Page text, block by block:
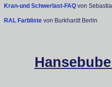
Kran-und Schwerlast-FAQ von
RAL Farbliste von Burkhardt Berlin